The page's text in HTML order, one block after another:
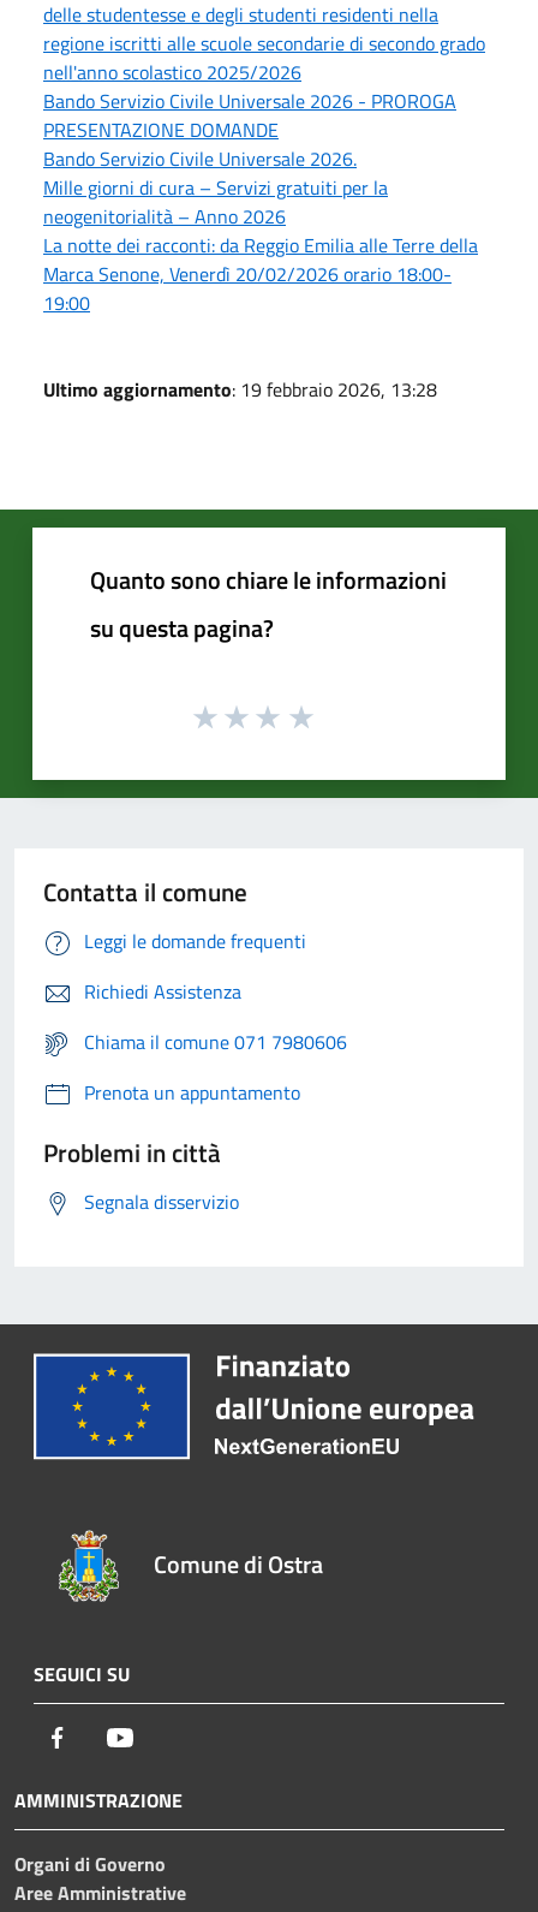
delle studentesse e degli studenti residenti nella
regione iscritti alle scuole secondarie di secondo grado
nell'anno scolastico 2025/2026
Bando Servizio Civile Universale 2026 - PROROGA
PRESENTAZIONE DOMANDE
Bando Servizio Civile Universale 2026.
Mille giorni di cura – Servizi gratuiti per la
neogenitorialità – Anno 2026
La notte dei racconti: da Reggio Emilia alle Terre della
Marca Senone, Venerdì 20/02/2026 orario 18:00-
19:00
Ultimo aggiornamento: 19 febbraio 2026, 13:28
Quanto sono chiare le informazioni
su questa pagina?
Contatta il comune
Leggi le domande frequenti
Richiedi Assistenza
Chiama il comune 071 7980606
Prenota un appuntamento
Problemi in città
Segnala disservizio
Comune di Ostra
SEGUICI SU
Facebook
AMMINISTRAZIONE
Organi di Governo
Aree Amministrative